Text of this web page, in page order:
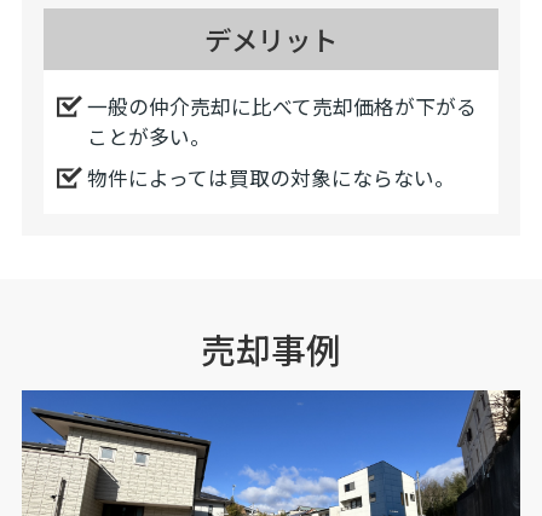
デメリット
一般の仲介売却に比べて売却価格が下がる
ことが多い。
物件によっては買取の対象にならない。
売却事例